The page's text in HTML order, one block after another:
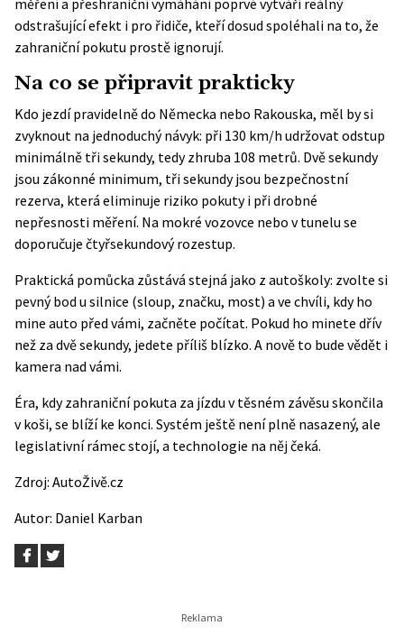
měření a přeshraniční vymáhání poprvé vytváří reálný
odstrašující efekt i pro řidiče, kteří dosud spoléhali na to, že
zahraniční pokutu prostě ignorují.
Na co se připravit prakticky
Kdo jezdí pravidelně do Německa nebo Rakouska, měl by si
zvyknout na jednoduchý návyk: při 130 km/h udržovat odstup
minimálně tři sekundy, tedy zhruba 108 metrů. Dvě sekundy
jsou zákonné minimum, tři sekundy jsou bezpečnostní
rezerva, která eliminuje riziko pokuty i při drobné
nepřesnosti měření. Na mokré vozovce nebo v tunelu se
doporučuje čtyřsekundový rozestup.
Praktická pomůcka zůstává stejná jako z autoškoly: zvolte si
pevný bod u silnice (sloup, značku, most) a ve chvíli, kdy ho
mine auto před vámi, začněte počítat. Pokud ho minete dřív
než za dvě sekundy, jedete příliš blízko. A nově to bude vědět i
kamera nad vámi.
Éra, kdy zahraniční pokuta za jízdu v těsném závěsu skončila
v koši, se blíží ke konci. Systém ještě není plně nasazený, ale
legislativní rámec stojí, a technologie na něj čeká.
Zdroj: AutoŽivě.cz
Autor: Daniel Karban